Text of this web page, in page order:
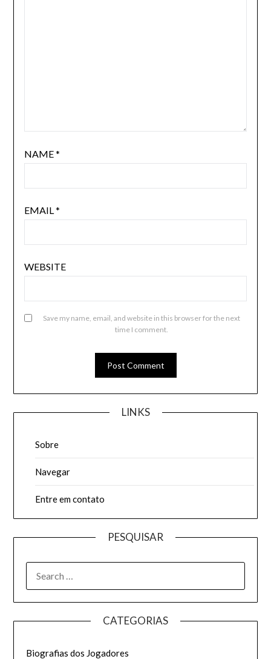
NAME*
EMAIL *
WEBSITE
Save my name, email, and website in this browser for the next
time I comment.
LINKS
Sobre
Navegar
Entre em contato
PESQUISAR
FOR:
CATEGORIAS
Biografias dos Jogadores